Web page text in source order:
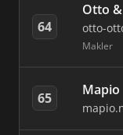
64
Otto
otto-
Makler
65 Mapio